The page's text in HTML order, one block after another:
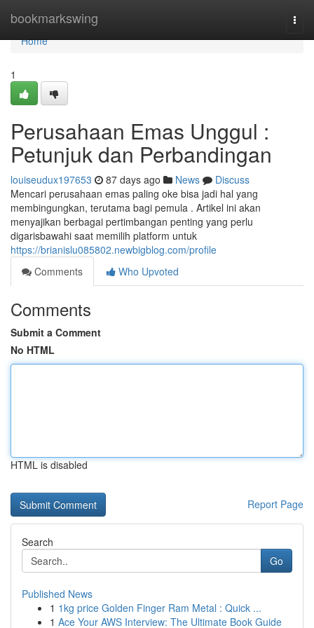
bookmarkswing
Home
Home
1
Perusahaan Emas Unggul :
Petunjuk dan Perbandingan
louiseudux197653 87 days ago News
Discuss
Mencari perusahaan emas paling oke bisa jadi hal yang
membingungkan, terutama bagi pemula . Artikel ini akan
menyajikan berbagai pertimbangan penting yang perlu
digarisbawahi saat memilih platform untuk
https://brianislu085802.newbigblog.com/profile
Comments
Who Upvoted
Comments
Submit a Comment
No HTML
HTML is disabled
Report Page
Search
Go
Published News
1 1kg price Golden Finger Ram Metal : Quick ...
1 Ace Your AWS Interview: The Ultimate Book Guide